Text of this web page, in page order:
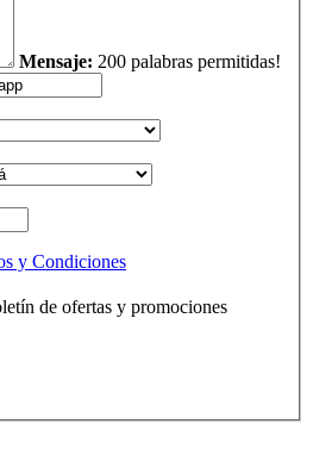
Mensaje: 200 palabras permitidas!
y Condiciones
de ofertas y promociones